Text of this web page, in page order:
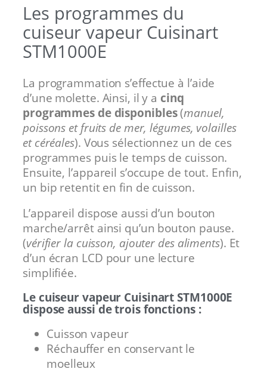
Les programmes du
cuiseur vapeur Cuisinart
STM1000E
La programmation s’effectue à l’aide
d’une molette. Ainsi, il y a cinq
programmes de disponibles(manuel,
poissons et fruits de mer, légumes, volailles
et céréales). Vous sélectionnez un de ces
programmes puis le temps de cuisson.
Ensuite, l’appareil s’occupe de tout. Enfin,
un bip retentit en fin de cuisson.
L’appareil dispose aussi d’un bouton
marche/arrêt ainsi qu’un bouton pause.
(vérifier la cuisson, ajouter des aliments). Et
d’un écran LCD pour une lecture
simplifiée.
Le cuiseur vapeur Cuisinart STM1000E
dispose aussi de trois fonctions :
Cuisson vapeur
Réchauffer en conservant le
moelleux